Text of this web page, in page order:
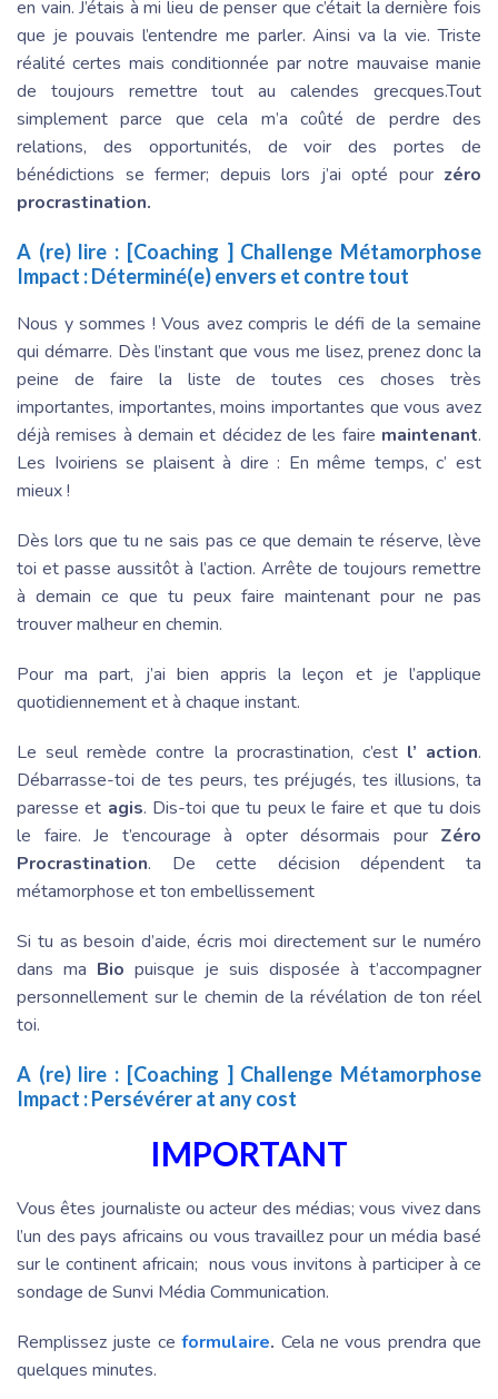
en vain. J’étais à mi lieu de penser que c’était la dernière fois
que je pouvais l’entendre me parler. Ainsi va la vie. Triste
réalité certes mais conditionnée par notre mauvaise manie
de toujours remettre tout au calendes grecques.Tout
simplement parce que cela m’a coûté de perdre des
relations, des opportunités, de voir des portes de
bénédictions se fermer; depuis lors j’ai opté pour zéro
procrastination.
A (re) lire : [Coaching ] Challenge Métamorphose
Impact : Déterminé(e) envers et contre tout
Nous y sommes ! Vous avez compris le défi de la semaine
qui démarre. Dès l’instant que vous me lisez, prenez donc la
peine de faire la liste de toutes ces choses très
importantes, importantes, moins importantes que vous avez
déjà remises à demain et décidez de les faire maintenant.
Les Ivoiriens se plaisent à dire : En même temps, c’ est
mieux !
Dès lors que tu ne sais pas ce que demain te réserve, lève
toi et passe aussitôt à l’action. Arrête de toujours remettre
à demain ce que tu peux faire maintenant pour ne pas
trouver malheur en chemin.
Pour ma part, j’ai bien appris la leçon et je l’applique
quotidiennement et à chaque instant.
Le seul remède contre la procrastination, c’est l’ action.
Débarrasse-toi de tes peurs, tes préjugés, tes illusions, ta
paresse et agis. Dis-toi que tu peux le faire et que tu dois
le faire. Je t’encourage à opter désormais pour Zéro
Procrastination. De cette décision dépendent ta
métamorphose et ton embellissement
Si tu as besoin d’aide, écris moi directement sur le numéro
dans ma Bio puisque je suis disposée à t’accompagner
personnellement sur le chemin de la révélation de ton réel
toi.
A (re) lire : [Coaching ] Challenge Métamorphose
Impact : Persévérer at any cost
IMPORTANT
Vous êtes journaliste ou acteur des médias; vous vivez dans
l’un des pays africains ou vous travaillez pour un média basé
sur le continent africain; nous vous invitons à participer à ce
sondage de Sunvi Média Communication.
Remplissez juste ceformulaire. Cela ne vous prendra que
quelques minutes.